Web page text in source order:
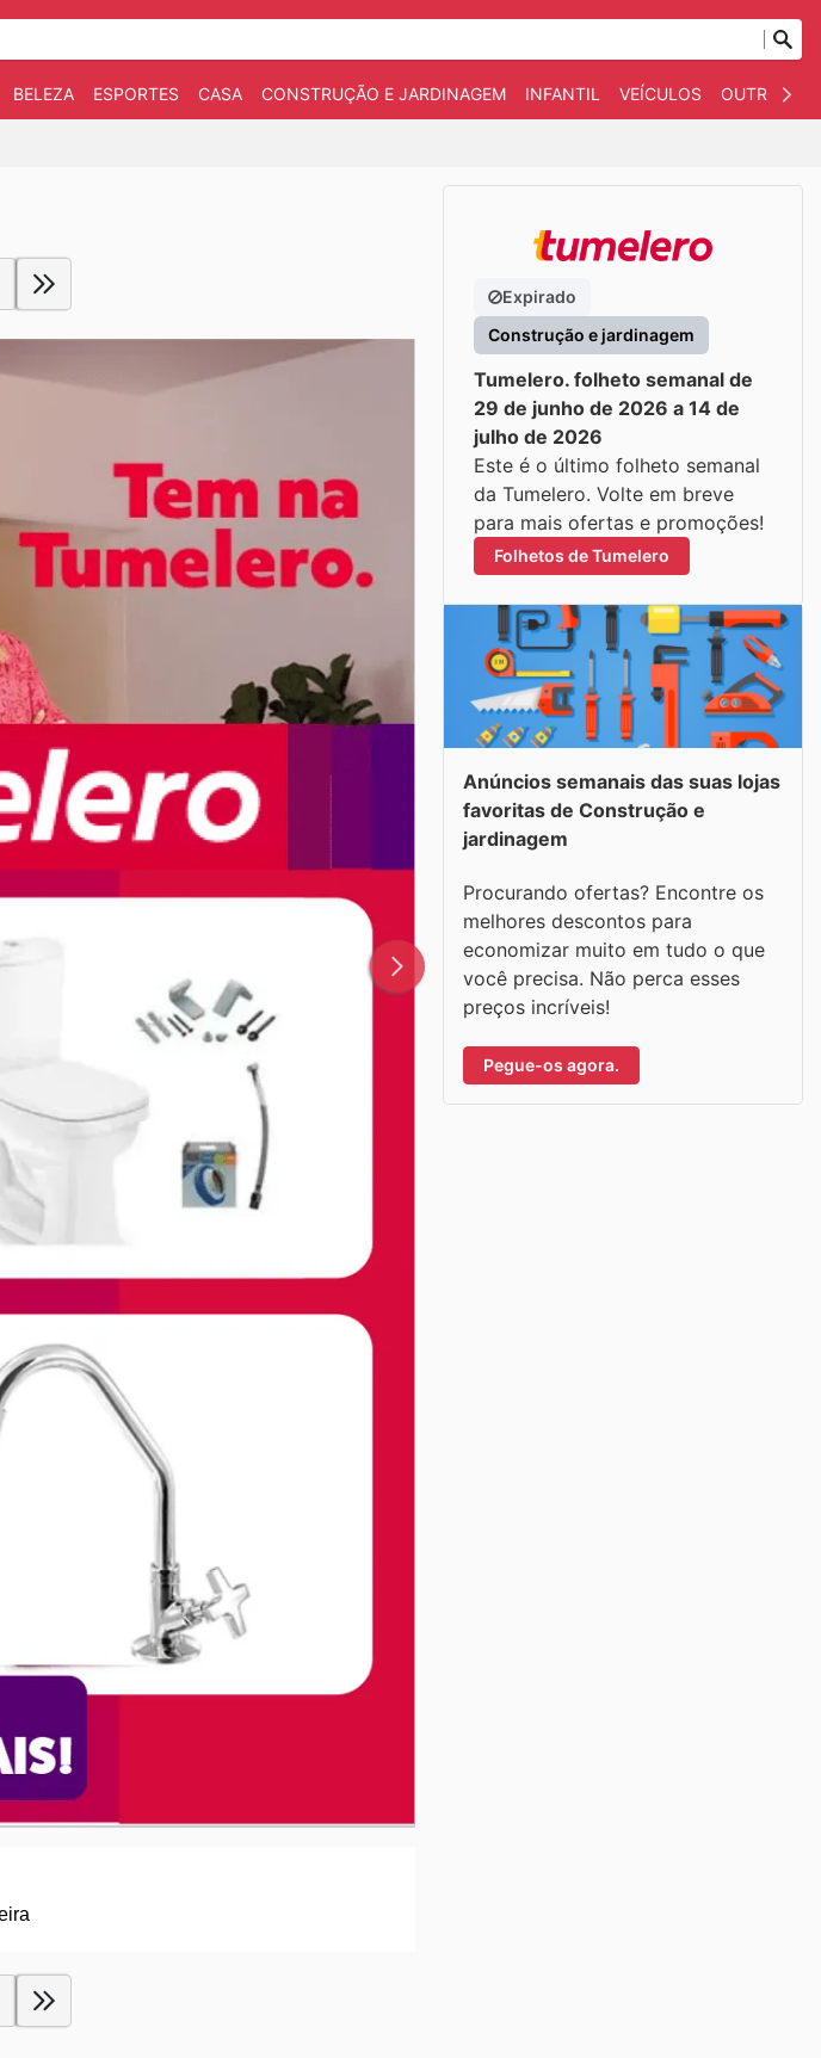
BELEZA ESPORTES CASA CONSTRUÇÃO E JARDINAGEM INFANTIL VEÍCULOS OUTROS
Expirado
Construção e jardinagem
Tumelero. folheto semanal de
29 de junho de 2026 a 14 de
julho de 2026
Este é o último folheto semanal
da Tumelero. Volte em breve
para mais ofertas e promoções!
Folhetos de Tumelero
Anúncios semanais das suas lojas
favoritas de Construção e
jardinagem
Procurando ofertas? Encontre os
melhores descontos para
economizar muito em tudo o que
você precisa. Não perca esses
preços incríveis!
Pegue-os agora.